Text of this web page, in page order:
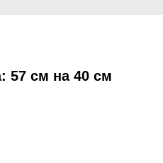
57 см на 40 см